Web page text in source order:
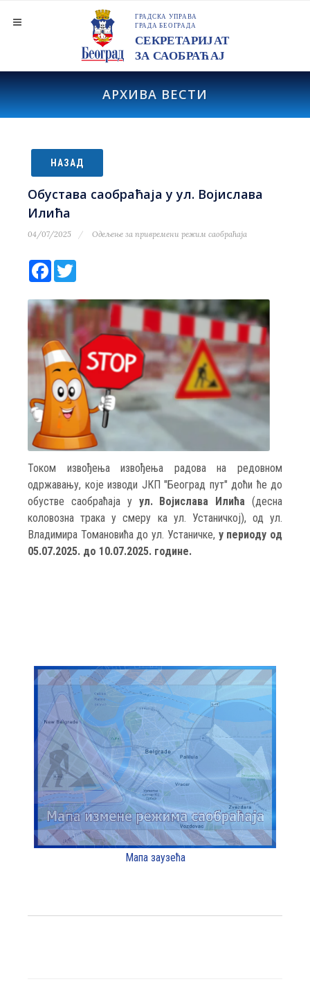
АРХИВА ВЕСТИ
НАЗАД
Обустава саобраћаја у ул. Војислава
Илића
04/07/2025 Одељење за привремени режим саобраћаја
Facebook
Током извођења извођења радова на редовном
одржавању, које изводи ЈКП "Београд пут" доћи ће до
обустве саобраћаја у ул. Војислава Илића (десна
коловозна трака у смеру ка ул. Устаничкој), од ул.
Владимира Томановића до ул. Устаничке, у периоду од
05.07.2025. до 10.07.2025. године.
Мапа заузећа